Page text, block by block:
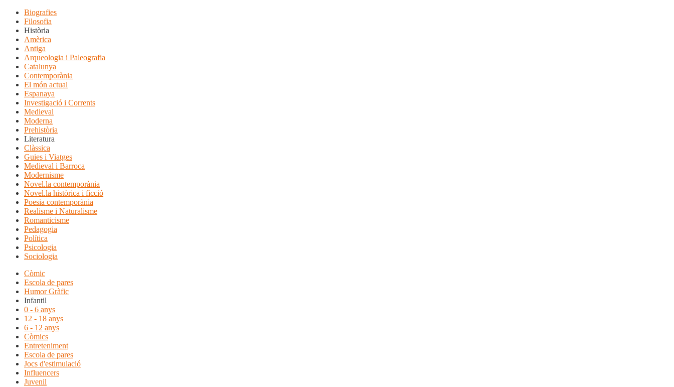
Biografies
Filosofia
Història
Amèrica
Antiga
Arqueologia i Paleografia
Catalunya
Contemporània
El món actual
Espanaya
Investigació i Corrents
Medieval
Moderna
Prehistòria
Literatura
Clàssica
Guies i Viatges
Medieval i Barroca
Modernisme
Novel.la contemporània
Novel.la històrica i ficció
Poesia contemporània
Realisme i Naturalisme
Romanticisme
Pedagogia
Política
Psicologia
Sociologia
Còmic
Escola de pares
Humor Gràfic
Infantil
0 - 6 anys
12 - 18 anys
6 - 12 anys
Còmics
Entreteniment
Escola de pares
Jocs d'estimulació
Influencers
Juvenil